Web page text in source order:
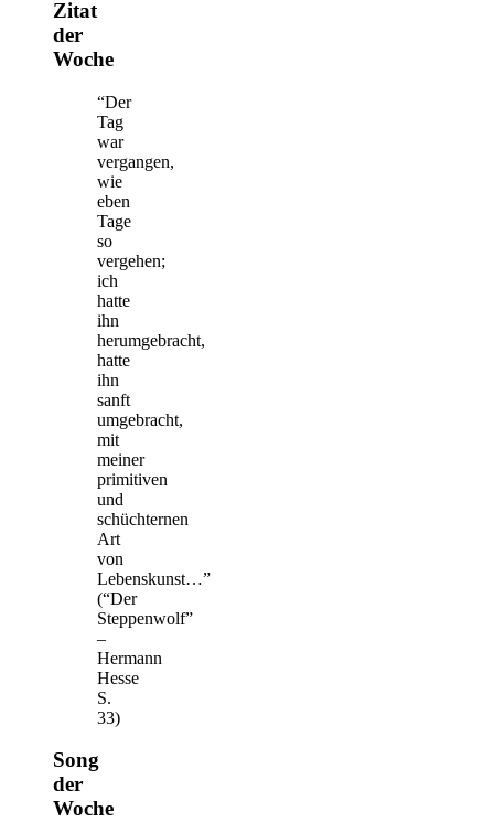
Zitat
der
Woche
“Der
Tag
war
vergangen,
wie
eben
Tage
so
vergehen;
ich
hatte
ihn
herumgebracht,
hatte
ihn
sanft
umgebracht,
mit
meiner
primitiven
und
schüchternen
Art
von
Lebenskunst…”
(“Der
Steppenwolf”
–
Hermann
Hesse
S.
33)
Song
der
Woche